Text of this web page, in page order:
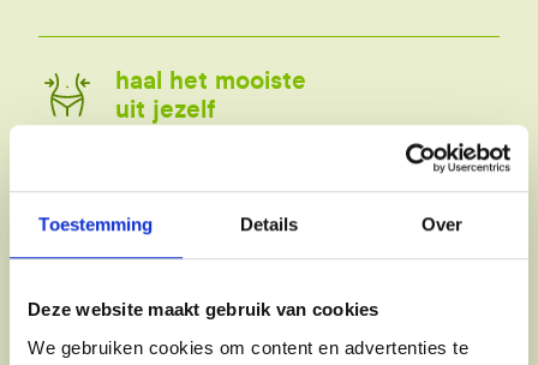
Toestemming Details Over
Deze website maakt gebruik van cookies
We gebruiken cookies om content en advertenties te
haal het mooiste
uit jezelf
Wil je naast het sporten extra begeleiding?
Dan kan je kiezen voor het Foodpack. Met
een lichaamsmeting krijg je inzicht in je
startpunt, waarna je onder begeleiding van
een voedingscoach werkt aan haalbare en
persoonlijke doelstellingen. Daarnaast kan je,
een ontspannende sessie waarbij je even
volledig tot rust komt. Beide formules staan